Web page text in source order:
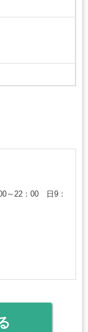
～22：00 日9：